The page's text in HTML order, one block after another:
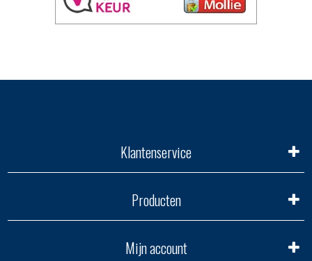
Klantenservice
Producten
Mijn account